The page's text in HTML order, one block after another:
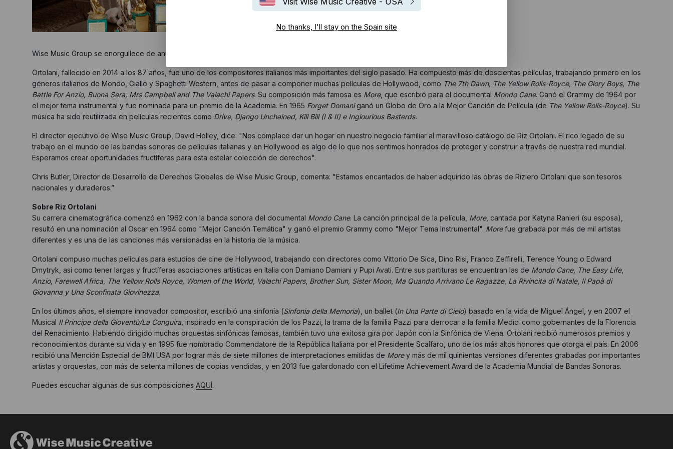
No thanks, I'll stay on the Spain site
Wise Music Group se enorgullece de anunciar la adquisición del catálogo del legendario compositor italiano Riziero 'Riz' Ortolani.
Ortolani, fallecido en 2014 a los 87 años, fue uno de los compositores italianos más importantes del siglo pasado. Ha compuesto más de doscientas películas, trabajando primero en los
géneros italianos de Mondo, Giallo y Spaghetti Western, antes de pasar a componer muchas películas de Hollywood, como The 7th Dawn, The Yellow Rolls-Royce, The Glory Boys, The
Battle For Anzio, Buona Sera, Mrs Campbell and The Valachi Papers. Su composición más famosa es More, que escribió para el documental Mondo Cane. Ganó el Grammy de 1964 por
el mejor tema instrumental y fue nominada para un premio de la Academia. En 1965 Forget Domaniganó un Globo de Oro a la Mejor Canción de Película (de The Yellow Rolls-Royce). Su
música ha sido reutilizada en películas recientes como Drive, Django Unchained, Kill Bill (I & II) e Inglourious Basterds.
El director ejecutivo de Wise Music Group, David Holley, dice: "Nos complace dar un hogar en nuestro negocio familiar al maravilloso catálogo de Riz Ortolani. El rico legado de su
trabajo en el mundo de las bandas sonoras de películas italianas y en Hollywood es algo de lo que nos sentimos honrados de proteger y construir a través de nuestra red mundial.
Esperamos crear oportunidades fructíferas para esta estelar colección de derechos".
Chris Butler, Director de Desarrollo de Derechos Globales de Wise Music Group, comenta: "Estamos encantados de haber adquirido las obras de Riziero Ortolani que son tesoros
nacionales y duraderos.”
Sobre Riz Ortolani
Su carrera cinematográfica comenzó en 1962 con la banda sonora del documental Mondo Cane. La canción principal de la película, More, cantada por Katyna Ranieri (su esposa),
resultó en una nominación al Oscar en 1964 como "Mejor Canción Temática" y ganó el premio Grammy como "Mejor Tema Instrumental". Morefue grabada por más de mil artistas
diferentes y es una de las canciones más versionadas en la historia de la música.
Ortolani compuso muchas películas para estudios de cine de Hollywood, trabajando con directores como Vittorio De Sica, Dino Risi, Franco Zeffirelli, Terence Young o Edward
Dmytryk, así como tener largas y fructíferas asociaciones artísticas en Italia con Damiano Damiani y Pupi Avati. Entre sus partituras se encuentran las de Mondo Cane, The Easy Life,
Anzio, Farewell Africa The Yellow Rolls Royce, Women of the World, Valachi Papers, Brother Sun, Sister Moon, Ma Quando Arrivano Le Ragazze, La Rivincita di Natale, Il Papà di
Giovanna y Una Sconfinata Giovinezza.
En los últimos años, el siempre innovador compositor, escribió una sinfonía (Sinfonia della Memoria), un ballet (In Una Parte di Cielo) basado en la vida de Miguel Ángel, y en 2007 el
Musical Il Principe della Gioventù/La Conguira , inspirado en la conspiración de los Pazzi, la trama de la familia Pazzi para derrocar a la familia Medici como gobernantes de la Florencia
del Renacimiento. Habiendo dirigido muchas orquestas sinfónicas famosas, también tuvo una exitosa gira por Japón con la Sinfónica de Viena. Ortolani recibió numerosos premios y
reconocimientos durante su vida y en 1995 fue nombrado Commendatore de la República Italiana por el Presidente Scalfaro, uno de los más altos honores que otorga el país. En 2006
recibió una Mención Especial de BMI USA por lograr más de siete millones de interpretaciones emitidas de Morey más de mil quinientas versiones diferentes grabadas por importantes
artistas y orquestas, con más de setenta millones de copias vendidas, y en 2013 fue galardonado con el Lifetime Achievement Award de la Academia Mundial de Bandas Sonoras.
Puedes escuchar algunas de sus composiciones AQUÍ.